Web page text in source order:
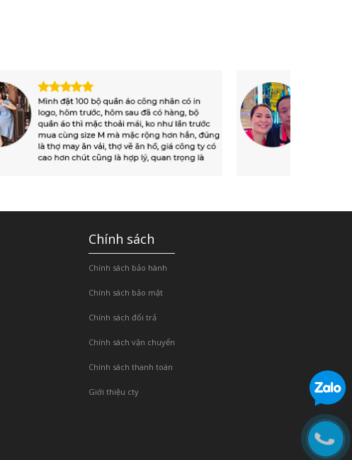
Chính sách
Chính sách bảo hành
Chính sách bảo mật
Chính sách đổi trả
Chính sách vận chuyển
Chính sách thanh toán
Giới thiệu cty